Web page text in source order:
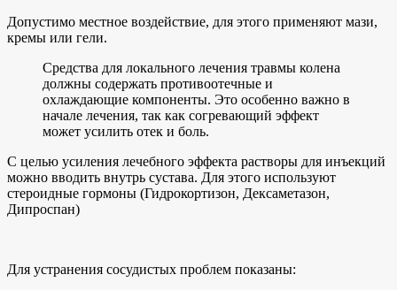
Допустимо местное воздействие, для этого применяют мази,
кремы или гели.
Средства для локального лечения травмы колена
должны содержать противоотечные и
охлаждающие компоненты. Это особенно важно в
начале лечения, так как согревающий эффект
может усилить отек и боль.
С целью усиления лечебного эффекта растворы для инъекций
можно вводить внутрь сустава. Для этого используют
стероидные гормоны (Гидрокортизон, Дексаметазон,
Дипроспан)
Для устранения сосудистых проблем показаны: